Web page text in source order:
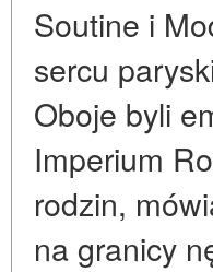
Soutine i
sercu
Oboje byli
Imperium
rodzin,
na granicy